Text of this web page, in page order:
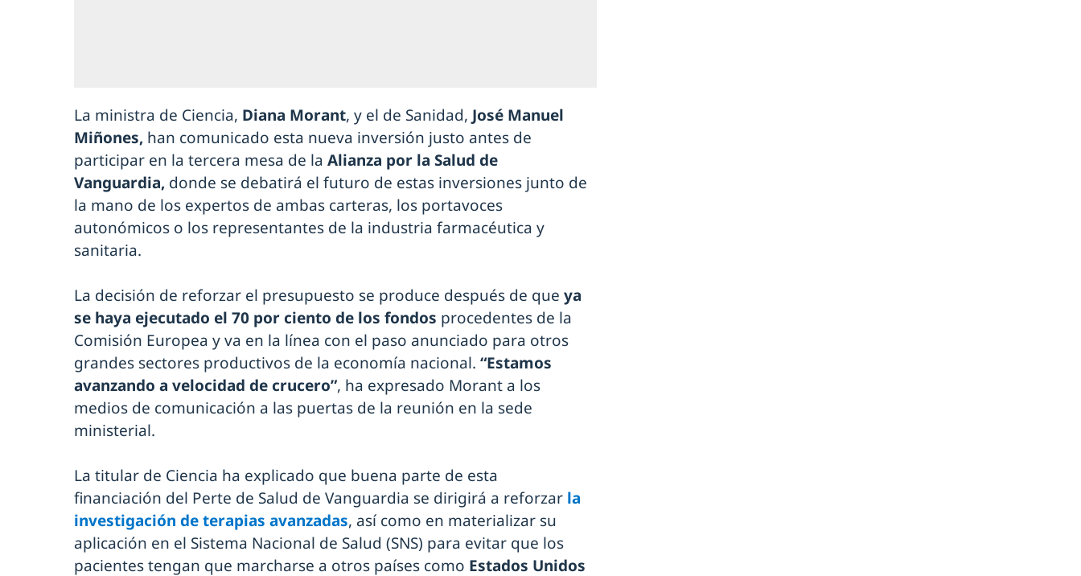
La ministra de Ciencia, Diana Morant, y el de Sanidad, José Manuel
Miñones, han comunicado esta nueva inversión justo antes de
participar en la tercera mesa de la Alianza por la Salud de
Vanguardia, donde se debatirá el futuro de estas inversiones junto de
la mano de los expertos de ambas carteras, los portavoces
autonómicos o los representantes de la industria farmacéutica y
sanitaria.
La decisión de reforzar el presupuesto se produce después de que ya
se haya ejecutado el 70 por ciento de los fondos procedentes de la
Comisión Europea y va en la línea con el paso anunciado para otros
grandes sectores productivos de la economía nacional. “Estamos
avanzando a velocidad de crucero”, ha expresado Morant a los
medios de comunicación a las puertas de la reunión en la sede
ministerial.
La titular de Ciencia ha explicado que buena parte de esta
financiación del Perte de Salud de Vanguardia se dirigirá a reforzar la
investigación de terapias avanzadas, así como en materializar su
aplicación en el Sistema Nacional de Salud (SNS) para evitar que los
pacientes tengan que marcharse a otros países como Estados Unidos